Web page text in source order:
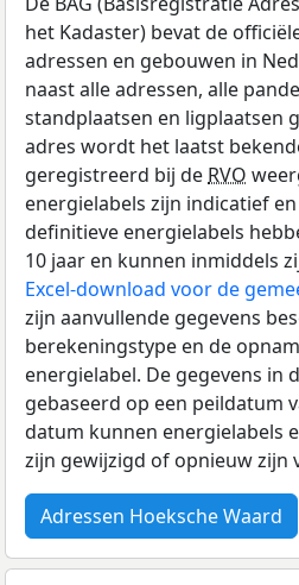
het Kadaster) bevat de
adressen en gebouwen in
naast alle adressen, alle
standplaatsen en ligplaatsen
adres wordt het laatst
geregistreerd bij de RVO
energielabels zijn indicatief
definitieve energielabels
10 jaar en kunnen inmiddels
Excel-download voor de
zijn aanvullende gegevens
berekeningstype en de
energielabel. De gegevens in
gebaseerd op een peildatum
datum kunnen energielabels
zijn gewijzigd of opnieuw zijn
Adressen Hoeksche Waard